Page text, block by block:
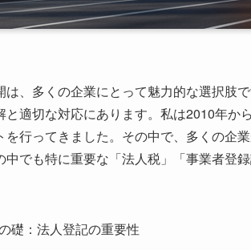
は、多くの企業にとって魅力的な選択肢
と適切な対応にあります。私は2010年
行ってきました。その中で、多くの企業
中でも特に重要な「法人税」「事業者登
礎：法人登記の重要性